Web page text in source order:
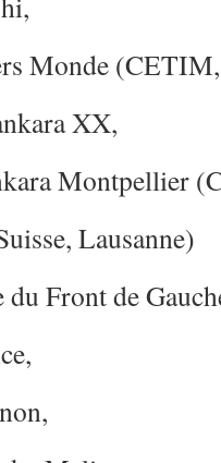
Monde (CETIM,
XX,
Montpellier
Lausanne)
Front de